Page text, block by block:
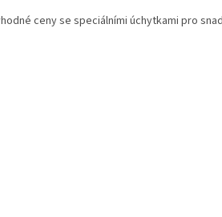
p
ceny se speciálními úchytkami pro